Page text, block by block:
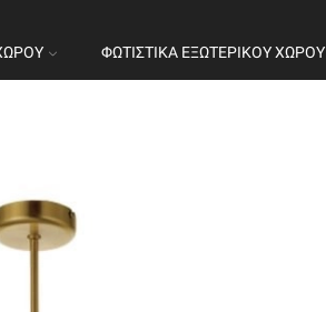
ΦΩΤΙΣΤΙΚΆ ΕΞΩΤΕΡΙΚΟΎ ΧΏΡΟΥ